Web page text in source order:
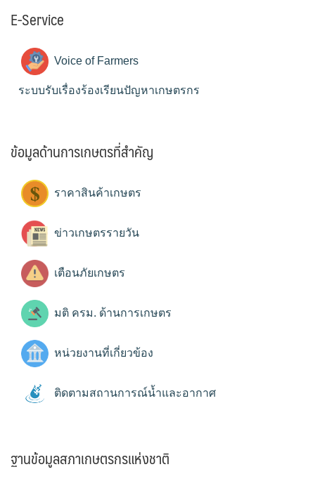
E-Service
Voice of Farmers
ระบบรับเรื่องร้องเรียนปัญหาเกษตรกร
ข้อมูลด้านการเกษตรที่สำคัญ
ราคาสินค้าเกษตร
ข่าวเกษตรรายวัน
เตือนภัยเกษตร
มติ ครม. ด้านการเกษตร
หน่วยงานที่เกี่ยวข้อง
ติดตามสถานการณ์น้ำและอากาศ
ฐานข้อมูลสภาเกษตรกรแห่งชาติ